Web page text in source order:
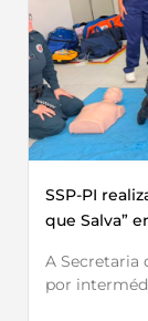
SSP-PI
que Salva”
A Secretaria
por